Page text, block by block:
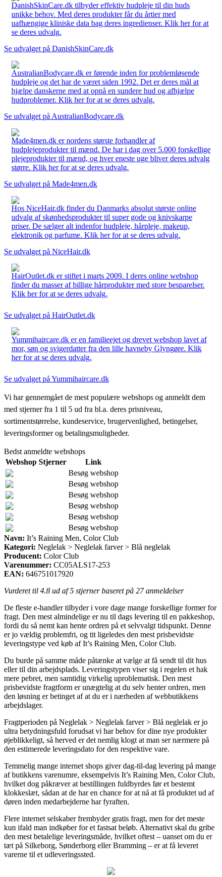
DanishSkinCare.dk tilbyder effektiv hudpleje til din huds
unikke behov. Med deres produkter får du årtier med
uafhængige kliniske data bag deres ingredienser. Klik her for at
se deres udvalg.
Se udvalget på DanishSkinCare.dk
AustralianBodycare.dk er førende inden for problemløsende
hudpleje og det har de været siden 1992. Det er deres mål at
hjælpe danskerne med at opnå en sundere hud og afhjælpe
hudproblemer. Klik her for at se deres udvalg.
Se udvalget på AustralianBodycare.dk
Made4men.dk er nordens største forhandler af
hudplejeprodukter til mænd. De har i dag over 5.000 forskellige
plejeprodukter til mænd, og hver eneste uge bliver deres udvalg
større. Klik her for at se deres udvalg.
Se udvalget på Made4men.dk
Hos NiceHair.dk finder du Danmarks absolut største online
udvalg af skønhedsprodukter til super gode og knivskarpe
priser. De sælger alt indenfor hudpleje, hårpleje, makeup,
elektronik og parfume. Klik her for at se deres udvalg.
Se udvalget på NiceHair.dk
HairOutlet.dk er stiftet i marts 2009. I deres online webshop
finder du masser af billige hårprodukter med store besparelser.
Klik her for at se deres udvalg.
Se udvalget på HairOutlet.dk
Yummihaircare.dk er en familieejet og drevet webshop lavet af
mor, søn og svigerdatter fra den lille havneby Glyngøre. Klik
her for at se deres udvalg.
Se udvalget på Yummihaircare.dk
Vi har gennemgået de mest populære webshops og anmeldt dem
med stjerner fra 1 til 5 ud fra bl.a. deres prisniveau,
sortimentstørrelse, kundeservice, brugervenlighed, betingelser,
leveringsformer og betalingsmuligheder.
Bedst anmeldte webshops
Webshop Stjerner
Link
Besøg webshop
Besøg webshop
Besøg webshop
Besøg webshop
Besøg webshop
Besøg webshop
Navn: It’s Raining Men, Color Club
Kategori: Neglelak > Neglelak farver > Blå neglelak
Producent: Color Club
Varenummer: CC05ALS17-253
EAN: 646751017920
Vurderet til 4.8 ud af 5 stjerner baseret på 27anmeldelser
De fleste e-handler tilbyder i vore dage mange forskellige former for
fragt. Den mest almindelige er nu til dags levering til en pakkeshop,
fordi du så nemt kan hente ordren på et selvvalgt tidspunkt. Denne
er jo vældig problemfri, og tit ligeledes den mest prisbevidste
leveringstype ved køb af It’s Raining Men, Color Club.
Du burde på samme måde påtænke at vælge at få sendt til dit hus
eller til din arbejdsplads. Leveringstypen viser sig i regelen et hak
mere pebret, men samtidig virkelig uproblematisk. Den mest
prisbevidste fragtform er unægtelig at du selv henter ordren, men
den løsning er betinget af at du er i nærheden af webbutikkens
arbejdslager.
Fragtperioden på Neglelak > Neglelak farver > Blå neglelak er jo
ultra betydningsfuld forudsat vi har behov for dine nye produkter
øjeblikkeligt, så herved er det nemlig klogt at man ser nærmere på
den estimerede leveringsdato for den respektive vare.
Temmelig mange internet shops giver dag-til-dag levering på mange
af butikkens varenumre, eksempelvis It’s Raining Men, Color Club,
hvilket dog påkræver at bestillingen fuldbyrdes før et bestemt
klokkeslæt, sådan at de har en chance for at nå at få produktet ud af
døren inden medarbejderne har fyraften.
Flere internet selskaber frembyder gratis fragt, men for det meste
kun ifald man indkøber for et fastsat beløb. Alternativt skal du gribe
den mest betalelige leveringsmåde, hvilket oftest – uanset om du er
tæt på Silkeborg, Sønderborg eller Bramming – er at få leveret
varerne til et udleveringssted.